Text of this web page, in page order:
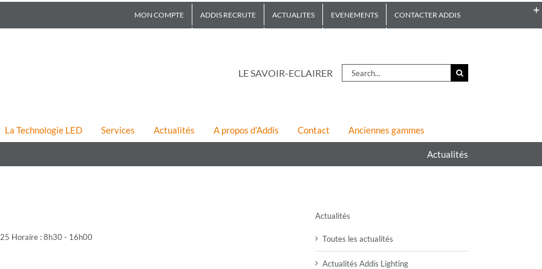
MON COMPTE ADDIS RECRUTE ACTUALITES EVENEMENTS CONTACTER ADDIS
LE SAVOIR-ECLAIRER
Search
for:
La Technologie LED Services Actualités A propos d’Addis Contact Anciennes gammes
Actualités
Horaire : 8h30 - 16h00
Actualités
Toutes les actualités
Actualités Addis Lighting